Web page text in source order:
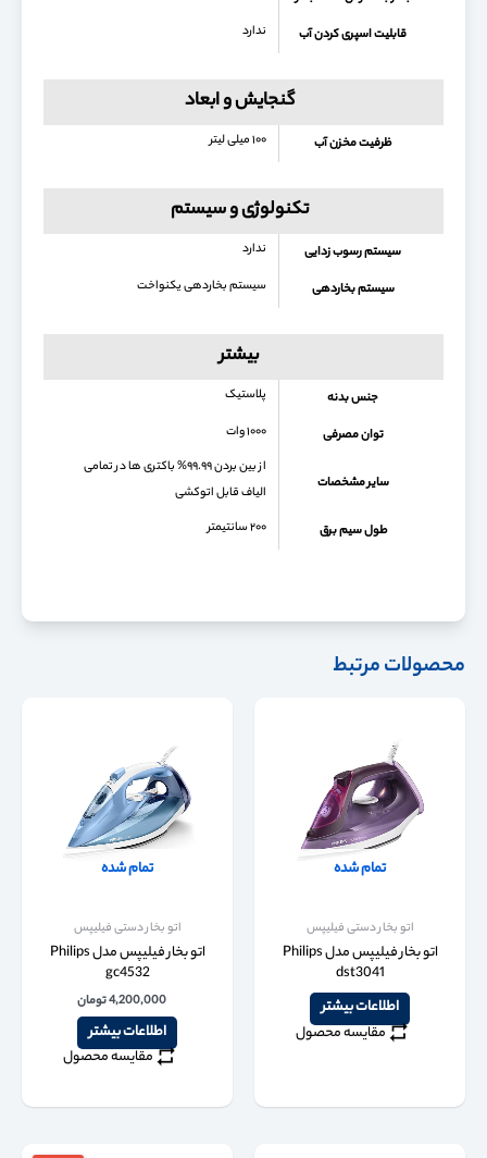
قابلیت اسپری کردن آب
ندارد
گنجایش و ابعاد
ظرفیت مخزن آب ۱۰۰ میلی لیتر
تکنولوژی و سیستم
سیستم رسوب زدایی ندارد
سیستم بخاردهی سیستم بخاردهی یکنواخت
بیشتر
جنس بدنه پلاستیک
توان مصرفی ۱۰۰۰ وات
سایر مشخصات
از بین بردن ۹۹.۹۹% باکتری ها در تمامی
الیاف قابل اتوکشی
طول سیم برق
۲۰۰ سانتیمتر
محصولات مرتبط
تمام شده
اتو بخار دستی فیلیپس
اتو بخار فیلیپس مدل Philips
dst3041
اطلاعات بیشتر
مقایسه محصول
تمام شده
اتو بخار دستی فیلیپس
اتو بخار فیلیپس مدل Philips
gc4532
4,200,000تومان
اطلاعات بیشتر
مقایسه محصول